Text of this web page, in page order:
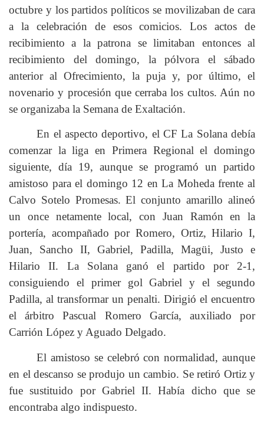
octubre y los partidos políticos se movilizaban de cara
a la celebración de esos comicios. Los actos de
recibimiento a la patrona se limitaban entonces al
recibimiento del domingo, la pólvora el sábado
anterior al Ofrecimiento, la puja y, por último, el
novenario y procesión que cerraba los cultos. Aún no
se organizaba la Semana de Exaltación.
En el aspecto deportivo, el CF La Solana debía
comenzar la liga en Primera Regional el domingo
siguiente, día 19, aunque se programó un partido
amistoso para el domingo 12 en La Moheda frente al
Calvo Sotelo Promesas. El conjunto amarillo alineó
un once netamente local, con Juan Ramón en la
portería, acompañado por Romero, Ortiz, Hilario I,
Juan, Sancho II, Gabriel, Padilla, Magüi, Justo e
Hilario II. La Solana ganó el partido por 2-1,
consiguiendo el primer gol Gabriel y el segundo
Padilla, al transformar un penalti. Dirigió el encuentro
el árbitro Pascual Romero García, auxiliado por
Carrión López y Aguado Delgado.
El amistoso se celebró con normalidad, aunque
en el descanso se produjo un cambio. Se retiró Ortiz y
fue sustituido por Gabriel II. Había dicho que se
encontraba algo indispuesto.